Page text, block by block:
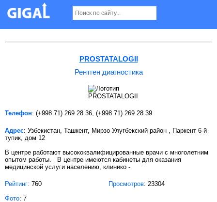
Рентген диагностика в Ташкенте
PROSTATALOGII
Рентген диагностика
Телефон: (+998 71) 269 28 36 (+998 71) 269 28 39
Адрес: Узбекистан, Ташкент, Мирзо-Улугбекский район , Паркент 6-й
тупик, дом 12
В центре работают высококвалифицированные врачи с многолетним
опытом работы. В центре имеются кабинеты для оказания
медицинской услуги населению, клинико -
Рейтинг: 760 Просмотров: 23304
Фото: 7